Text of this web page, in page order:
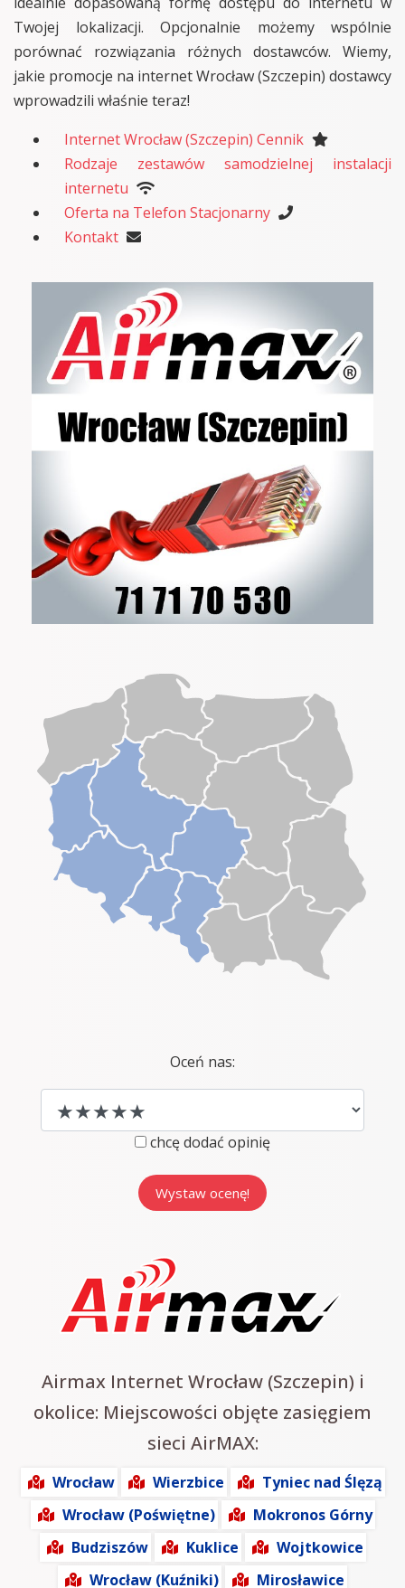
Twojej lokalizacji. Opcjonalnie możemy wspólnie
porównać rozwiązania różnych dostawców. Wiemy,
jakie promocje na internet Wrocław (Szczepin) dostawcy
wprowadzili właśnie teraz!
Internet Wrocław (Szczepin) Cennik
Rodzaje zestawów samodzielnej instalacji
internetu
Oferta na Telefon Stacjonarny
Kontakt
Oceń nas:
chcę dodać opinię
Airmax Internet Wrocław (Szczepin) i
okolice: Miejscowości objęte zasięgiem
sieci AirMAX:
Wrocław Wierzbice
Tyniec nad Ślęzą
Wrocław (Poświętne)
Mokronos Górny
Budziszów
Kuklice
Wojtkowice
Wrocław (Kuźniki)
Mirosławice